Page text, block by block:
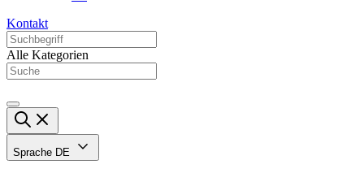
Kontakt
Alle Kategorien
Sprache DE